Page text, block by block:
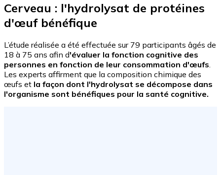
Cerveau : l'hydrolysat de protéines
d'œuf bénéfique
L’étude réalisée a été effectuée sur 79 participants âgés de
18 à 75 ans afin d'évaluer la fonction cognitive des
personnes en fonction de leur consommation d'œufs.
Les experts affirment que la composition chimique des
œufs et la façon dont l'hydrolysat se décompose dans
l'organisme sont bénéfiques pour la santé cognitive.